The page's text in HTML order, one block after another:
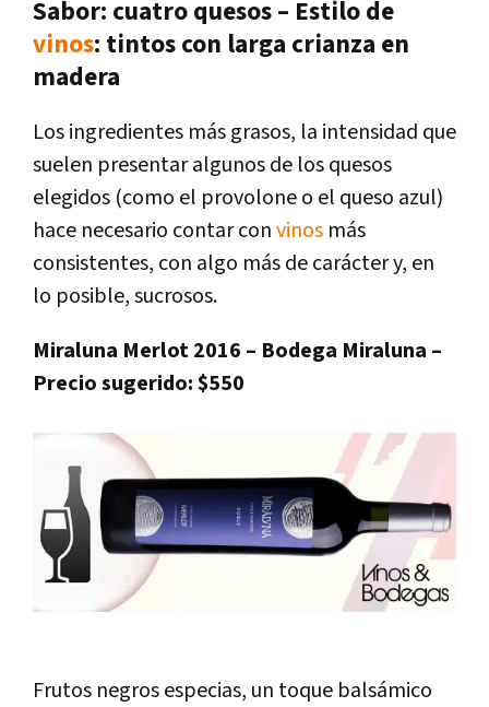
Sabor: cuatro quesos – Estilo de
vinos: tintos con larga crianza en
madera
Los ingredientes más grasos, la intensidad que
suelen presentar algunos de los quesos
elegidos (como el provolone o el queso azul)
hace necesario contar convinos más
consistentes, con algo más de carácter y, en
lo posible, sucrosos.
Miraluna Merlot 2016 – Bodega Miraluna –
Precio sugerido: $550
Frutos negros especias, un toque balsámico